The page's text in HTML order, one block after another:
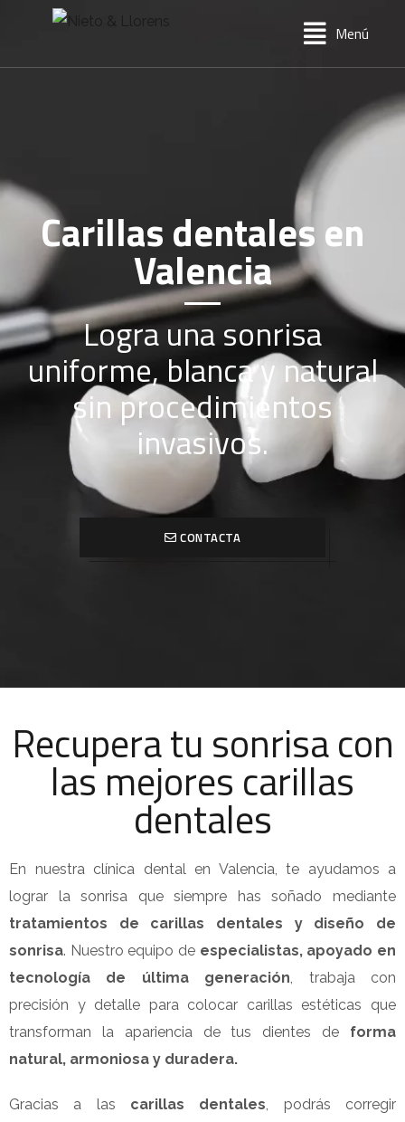
Menú
Carillas dentales en
Valencia
Logra una sonrisa
uniforme, blanca y natural
sin procedimientos
invasivos.
CONTACTA
Recupera tu sonrisa con
las mejores carillas
dentales
En nuestra clínica dental en Valencia, te ayudamos a
lograr la sonrisa que siempre has soñado mediante
tratamientos de carillas dentales y diseño de
sonrisa. Nuestro equipo de especialistas, apoyado en
tecnología de última generación, trabaja con
precisión y detalle para colocar carillas estéticas que
transforman la apariencia de tus dientes de forma
natural, armoniosa y duradera.
Gracias a las carillas dentales, podrás corregir